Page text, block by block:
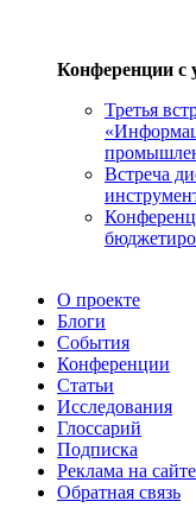
Конференции с
Третья
Встреча
О проекте
Блоги
События
Конференции
Статьи
Исследования
Глоссарий
Подписка
Реклама на сайте
Обратная связь